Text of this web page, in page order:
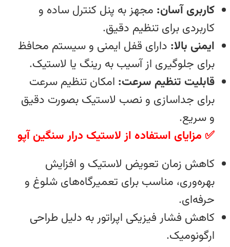
کاربری آسان: مجهز به پنل کنترل ساده و
کاربردی برای تنظیم دقیق.
ایمنی بالا: دارای قفل ایمنی و سیستم محافظ
برای جلوگیری از آسیب به رینگ یا لاستیک.
قابلیت تنظیم سرعت: امکان تنظیم سرعت
برای جداسازی و نصب لاستیک بصورت دقیق
و سریع.
✅ مزایای استفاده از لاستیک درار سنگین آپو
کاهش زمان تعویض لاستیک و افزایش
بهره‌وری، مناسب برای تعمیرگاه‌های شلوغ و
حرفه‌ای.
کاهش فشار فیزیکی اپراتور به دلیل طراحی
ارگونومیک.